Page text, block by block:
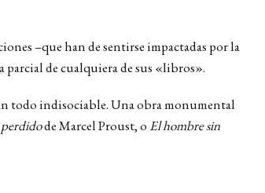
–que han de sentirse impactadas por la
de cualquiera de sus «libros».
todo indisociable. Una obra monumental
de Marcel Proust, o El hombre sin